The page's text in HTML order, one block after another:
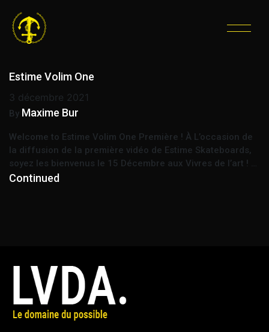
ÉTIQUETTE :
SKATEBOARD VIDÉO
Estime Volim One
3 décembre 2021
By Maxime Bur
Welcome to Estime Volim One Première ! À L’occasion de
la diffusion de la première vidéo de Estime Skateboards,
soyez les bienvenus le 15 Décembre aux Vivres de l’art ! …
Continued